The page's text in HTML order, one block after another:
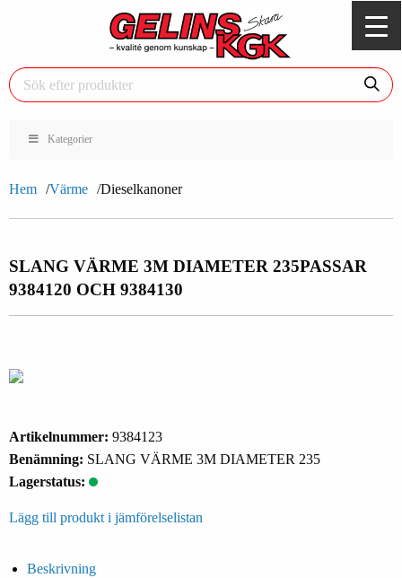
Kategorier
Hem Värme Dieselkanoner
SLANG VÄRME 3M DIAMETER 235PASSAR
9384120 OCH 9384130
Artikelnummer: 9384123
Benämning: SLANG VÄRME 3M DIAMETER 235
Lagerstatus:
Lägg till produkt i jämförelselistan
Beskrivning